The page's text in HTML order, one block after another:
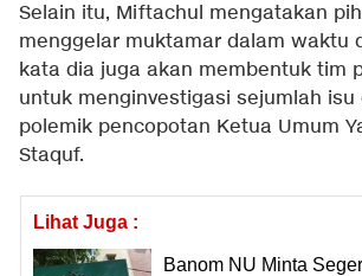
Selain itu, Miftachul mengatakan
menggelar muktamar dalam waktu
kata dia juga akan membentuk tim
untuk menginvestigasi sejumlah isu
polemik pencopotan Ketua Umum
Staquf.
Lihat Juga :
Banom NU Minta